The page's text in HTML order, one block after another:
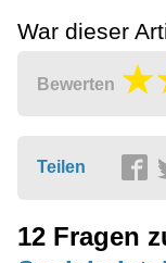
War dieser
Bewerten
Teilen
12 Fragen